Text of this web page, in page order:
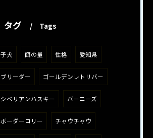
タグ Tags
子犬 餌の量 性格 愛知県
ブリーダー ゴールデンレトリバー
シベリアンハスキー バーニーズ
ボーダーコリー チャウチャウ